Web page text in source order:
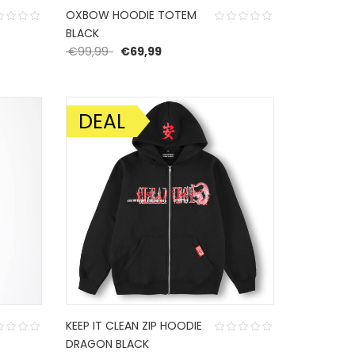
€85,00.
OXBOW HOODIE TOTEM
BLACK
€99,99 Oorspronkelijke prijs was: €99,99.
€69,99
AANBIEDING!
DEAL
KEEP IT CLEAN ZIP HOODIE
DRAGON BLACK